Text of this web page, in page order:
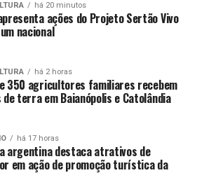
há 20 minutos
ações do Projeto Sertão Vivo
nacional
há 2 horas
350 agricultores familiares recebem
terra em Baianópolis e Catolândia
há 17 horas
argentina destaca atrativos de
em ação de promoção turística da